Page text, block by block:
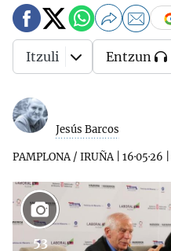
Jesús Barcos
PAMPLONA / IRUÑA| 16·05·26
Itzuli Entzun
53